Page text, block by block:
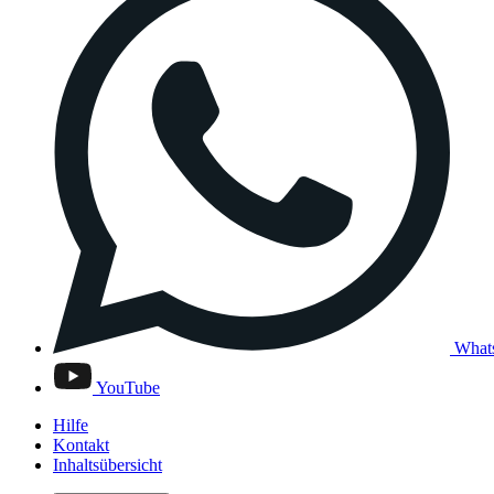
YouTube
Hilfe
Kontakt
Inhaltsübersicht